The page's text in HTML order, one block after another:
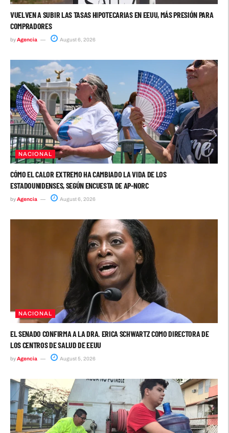
VUELVEN A SUBIR LAS TASAS HIPOTECARIAS EN EEUU, MÁS PRESIÓN PARA
COMPRADORES
byAgencia August 6, 2026
NACIONAL
CÓMO EL CALOR EXTREMO HA CAMBIADO LA VIDA DE LOS
ESTADOUNIDENSES, SEGÚN ENCUESTA DE AP-NORC
byAgencia August 6, 2026
NACIONAL
EL SENADO CONFIRMA A LA DRA. ERICA SCHWARTZ COMO DIRECTORA DE
LOS CENTROS DE SALUD DE EEUU
byAgencia August 5, 2026